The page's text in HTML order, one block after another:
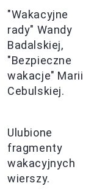
"Wakacyjne
rady" Wandy
Badalskiej,
"Bezpieczne
wakacje" Marii
Cebulskiej.
Ulubione
fragmenty
wakacyjnych
wierszy.